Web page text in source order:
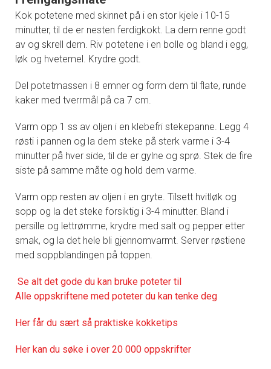
Kok potetene med skinnet på i en stor kjele i 10-15
minutter, til de er nesten ferdigkokt. La dem renne godt
av og skrell dem. Riv potetene i en bolle og bland i egg,
løk og hvetemel. Krydre godt.
Del potetmassen i 8 emner og form dem til flate, runde
kaker med tverrmål på ca 7 cm.
Varm opp 1 ss av oljen i en klebefri stekepanne. Legg 4
røsti i pannen og la dem steke på sterk varme i 3-4
minutter på hver side, til de er gylne og sprø. Stek de fire
siste på samme måte og hold dem varme.
Varm opp resten av oljen i en gryte. Tilsett hvitløk og
sopp og la det steke forsiktig i 3-4 minutter. Bland i
persille og lettrømme, krydre med salt og pepper etter
smak, og la det hele bli gjennomvarmt. Server røstiene
med soppblandingen på toppen.
Se alt det gode du kan bruke poteter til
Alle oppskriftene med poteter du kan tenke deg
Her får du sært så praktiske kokketips
Her kan du søke i over 20 000 oppskrifter